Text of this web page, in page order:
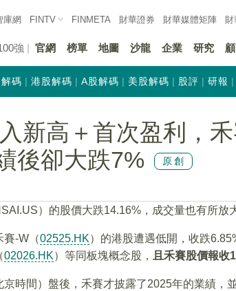
庫網 FINTV FINMETA 財華證券 財華媒體矩陣
強 官網 榜單 地圖 沙龍 企業 研究
碼 港股解碼 A股解碼 美股解碼 股評 研報
新高＋首次盈利，
後卻大跌7%
原創
）的股價大跌14.16%，成交量也有所放
賽-W（02525.HK）的港股遭遇低開，收跌
02026.HK）等同板塊概念股， 且禾賽股價報收
時間）盤後，禾賽才披露了2025年的業績，